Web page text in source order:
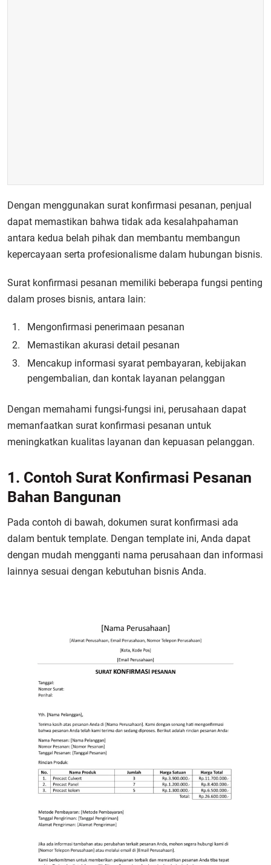
Dengan menggunakan surat konfirmasi pesanan, penjual
dapat memastikan bahwa tidak ada kesalahpahaman
antara kedua belah pihak dan membantu membangun
kepercayaan serta profesionalisme dalam hubungan bisnis.
Surat konfirmasi pesanan memiliki beberapa fungsi penting
dalam proses bisnis, antara lain:
Mengonfirmasi penerimaan pesanan
Memastikan akurasi detail pesanan
Mencakup informasi syarat pembayaran, kebijakan
pengembalian, dan kontak layanan pelanggan
Dengan memahami fungsi-fungsi ini, perusahaan dapat
memanfaatkan surat konfirmasi pesanan untuk
meningkatkan kualitas layanan dan kepuasan pelanggan.
1. Contoh Surat Konfirmasi Pesanan
Bahan Bangunan
Pada contoh di bawah, dokumen surat konfirmasi ada
dalam bentuk template. Dengan template ini, Anda dapat
dengan mudah mengganti nama perusahaan dan informasi
lainnya sesuai dengan kebutuhan bisnis Anda.